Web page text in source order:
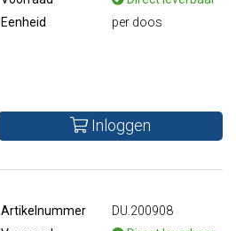
Eenheid
per doos
Inloggen
Artikelnummer
DU.200908